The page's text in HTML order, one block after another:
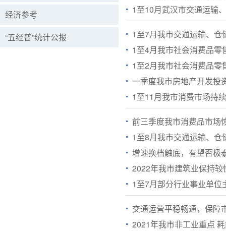
经济参考
“五经普”统计公报
1至10月武汉市交通运输
1至7月我市交通运输、
1至4月我市社会消费品零
1至2月我市社会消费品零
一季度我市房地产开发投
1至11月我市消费市场持
前三季度我市消费品市场
1至8月我市交通运输、
增速换档触底，有望否
2022年我市建筑业保持较
1至7月部分行业事业单位
2021年我市非工业重点